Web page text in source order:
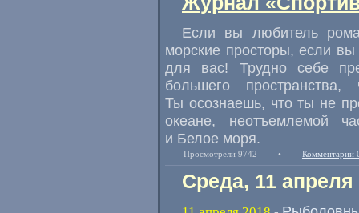
Если вы любитель
морские просторы, если
для вас! Трудно себе
большего
Ты осознаешь, что ты не
океане, неотъемлемой
и Белое моря.
Просмотрели 9742 • Комментарии
Среда, 11 апреля